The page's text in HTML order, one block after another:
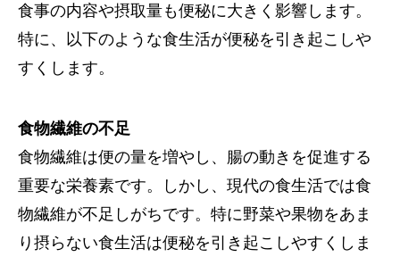
食事の内容や摂取量も便秘に大きく影響します。
特に、以下のような食生活が便秘を引き起こしや
すくします。
食物繊維の不足
食物繊維は便の量を増やし、腸の動きを促進する
重要な栄養素です。しかし、現代の食生活では食
物繊維が不足しがちです。特に野菜や果物をあま
り摂らない食生活は便秘を引き起こしやすくしま